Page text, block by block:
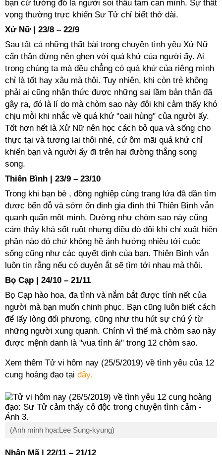
bạn cứ tưởng đó là người soi thấu tâm can mình. Sự thất
vọng thường trực khiến Sư Tử chỉ biết thở dài.
Xử Nữ | 23/8 – 22/9
Sau tất cả những thất bài trong chuyện tình yêu Xử Nữ
cẩn thận đừng nên ghen với quá khứ của người ấy. Ai
trong chúng ta mà đều chẳng có quá khứ của riêng mình
chỉ là tốt hay xâu mà thôi. Tuy nhiên, khi còn trẻ không
phải ai cũng nhận thức được những sai lầm bản thân đã
gây ra, đó là lí do mà chòm sao này đôi khi cảm thấy khó
chịu mỗi khi nhắc về quá khứ "oaii hùng" của người ấy.
Tốt hơn hết là Xử Nữ nên học cách bỏ qua và sống cho
thực tại và tương lai thôi nhé, cứ ôm mãi quá khứ chỉ
khiến bạn và người ấy đi trên hai đường thẳng song
song.
Thiên Bình | 23/9 – 23/10
Trong khi bạn bè , đồng nghiệp cùng trang lứa đã dần tìm
được bến đỗ và sớm ổn định gia đình thì Thiên Bình vẫn
quanh quẩn một mình. Dường như chòm sao này cũng
cảm thấy khá sốt ruột nhưng điều đó đôi khi chỉ xuất hiện
phần nào đó chứ không hề ảnh hưởng nhiều tới cuộc
sống cũng như các quyết định của bạn. Thiên Bình vẫn
luôn tin rằng nếu có duyên ắt sẽ tìm tới nhau mà thôi.
Bọ Cạp | 24/10 – 21/11
Bọ Cạp hào hoa, đa tình và nắm bắt được tính nết của
người mà bạn muốn chinh phục. Bạn cũng luôn biết cách
để lấy lòng đối phương, cũng như thu hút sự chú ý từ
những người xung quanh. Chính vì thế mà chòm sao này
được mệnh danh là "vua tình ái" trong 12 chòm sao.
Xem thêm Tử vi hôm nay (25/5/2019) về tình yêu của 12
cung hoàng đạo tại đây.
(Anh minh họa:Lee Sung-kyung)
Nhân Mã | 22/11 – 21/12